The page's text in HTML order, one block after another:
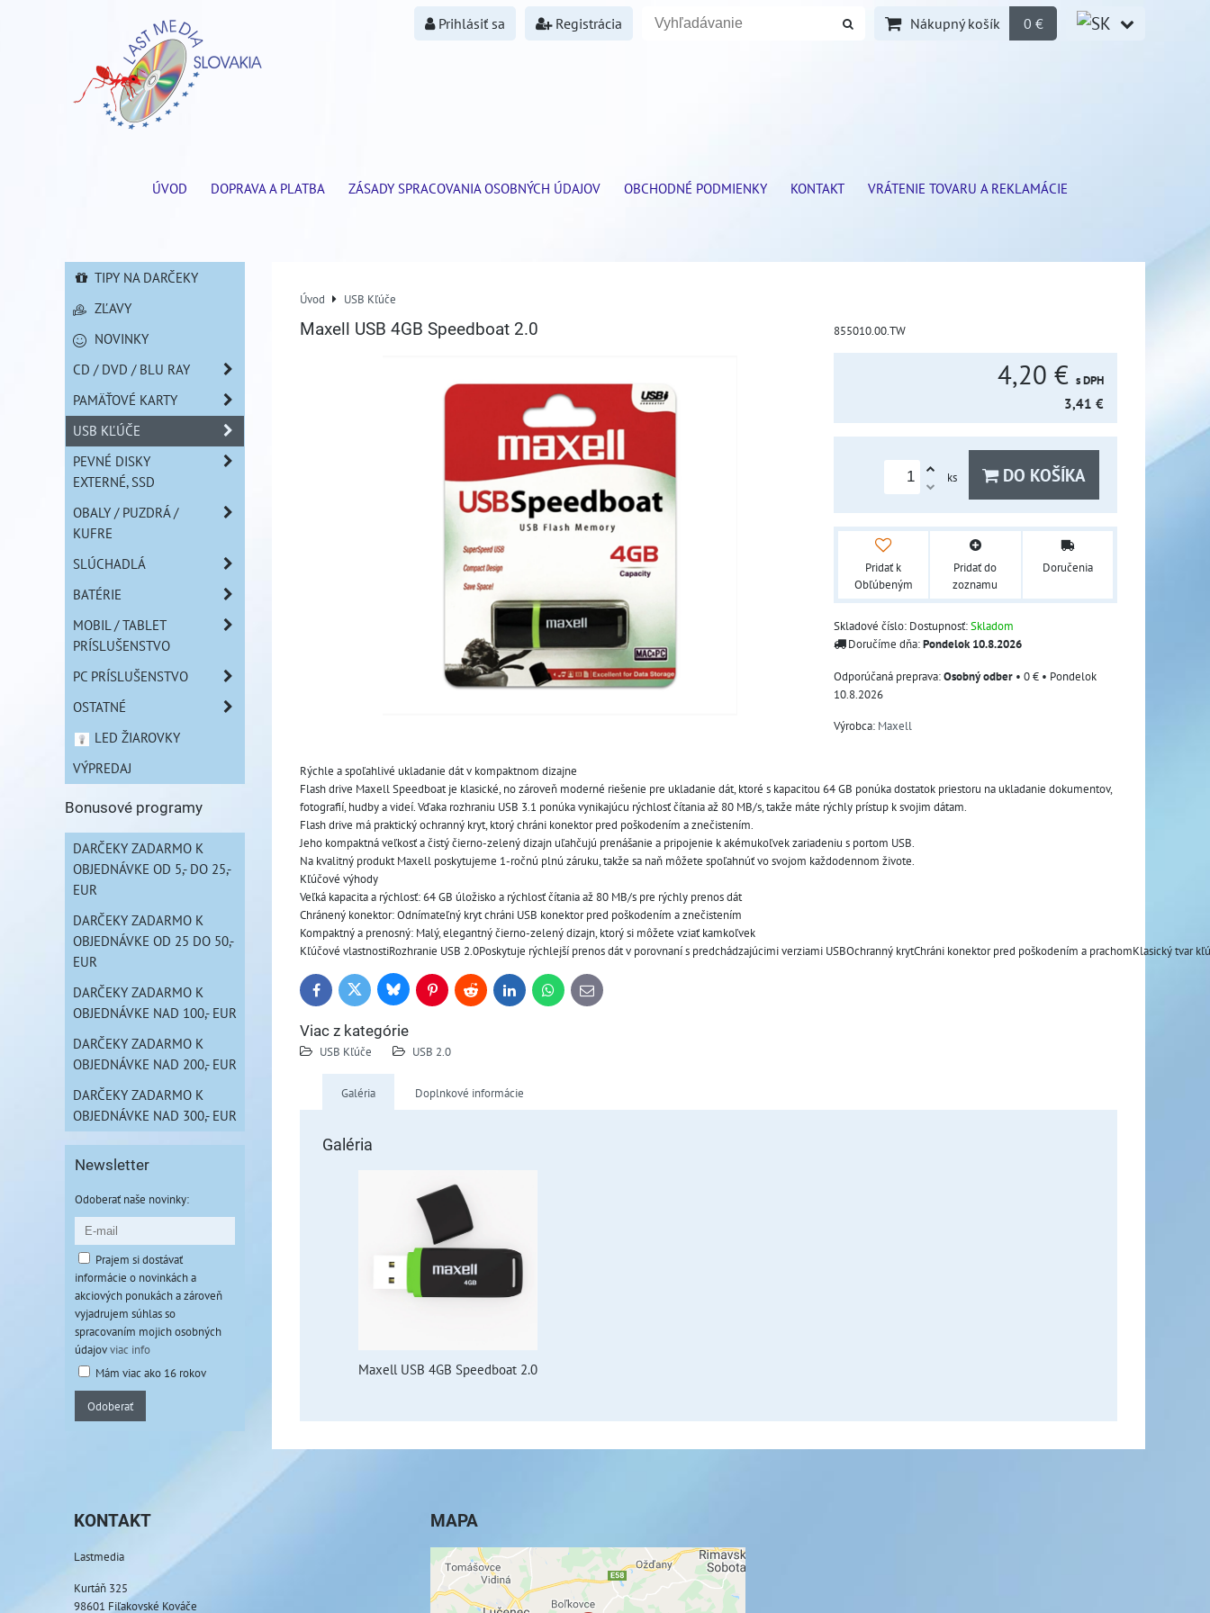
Prihlásiť sa Registrácia Nákupný košík 0 €
ÚVOD DOPRAVA A PLATBA ZÁSADY SPRACOVANIA OSOBNÝCH ÚDAJOV OBCHODNÉ PODMIENKY KONTAKT VRÁTENIE TOVARU A REKLAMÁCIE
Úvod USB Kľúče
Maxell USB 4GB Speedboat 2.0 855010.00.TW
4,20 € s DPH
3,41 €
ks DO KOŠÍKA
Pridať k
Obľúbeným
Pridať do
zoznamu
Doručenia
Skladové číslo: Dostupnosť:Skladom
Doručíme dňa:Pondelok10.8.2026
Osobný odber • 0 € • Pondelok
10.8.2026
Výrobca: Maxell
Rýchle a spoľahlivé ukladanie dát v kompaktnom dizajne
Flash drive Maxell Speedboat je klasické, no zároveň moderné riešenie pre ukladanie dát, ktoré s kapacitou 64 GB ponúka dostatok priestoru na ukladanie dokumentov,
fotografií, hudby a videí. Vďaka rozhraniu USB 3.1 ponúka vynikajúcu rýchlosť čítania až 80 MB/s, takže máte rýchly prístup k svojim dátam.
Flash drive má praktický ochranný kryt, ktorý chráni konektor pred poškodením a znečistením.
Jeho kompaktná veľkosť a čistý čierno-zelený dizajn uľahčujú prenášanie a pripojenie k akémukoľvek zariadeniu s portom USB.
Na kvalitný produkt Maxell poskytujeme 1-ročnú plnú záruku, takže sa naň môžete spoľahnúť vo svojom každodennom živote.
Kľúčové výhody
Veľká kapacita a rýchlosť: 64 GB úložisko a rýchlosť čítania až 80 MB/s pre rýchly prenos dát
Chránený konektor: Odnímateľný kryt chráni USB konektor pred poškodením a znečistením
Kompaktný a prenosný: Malý, elegantný čierno-zelený dizajn, ktorý si môžete vziať kamkoľvek
Kľúčové vlastnostiRozhranie USB 2.0Poskytuje rýchlejší prenos dát v porovnaní s predchádzajúcimi verziami USBOchranný krytChráni konektor pred poškodením a prachomKlasický
FacebookTwitter BlueskyPinterestReddit LinkedInWhatsApp
E-
mail
Viac z kategórie
USB Kľúče USB 2.0
Galéria Doplnkové informácie
Galéria
Maxell USB 4GB Speedboat 2.0
TIPY NA DARČEKY
ZĽAVY
NOVINKY
CD / DVD / BLU RAY
PAMÄŤOVÉ KARTY
USB KĽÚČE
PEVNÉ DISKY
EXTERNÉ, SSD
OBALY / PUZDRÁ /
KUFRE
SLÚCHADLÁ
BATÉRIE
MOBIL / TABLET
PRÍSLUŠENSTVO
PC PRÍSLUŠENSTVO
OSTATNÉ
LED ŽIAROVKY
VÝPREDAJ
Bonusové programy
DARČEKY ZADARMO K
OBJEDNÁVKE OD 5,- DO 25,-
EUR
DARČEKY ZADARMO K
OBJEDNÁVKE OD 25 DO 50,-
EUR
DARČEKY ZADARMO K
OBJEDNÁVKE NAD 100,- EUR
DARČEKY ZADARMO K
OBJEDNÁVKE NAD 200,- EUR
DARČEKY ZADARMO K
OBJEDNÁVKE NAD 300,- EUR
Newsletter
Odoberať naše novinky:
Prajem si dostávať
informácie o novinkách a
akciových ponukách a zároveň
vyjadrujem súhlas so
spracovaním mojich osobných
údajovviac info
Mám viac ako 16 rokov
Odoberať
KONTAKT
Lastmedia
Kurtáň 325
98601 Fiľakovské Kováče
MAPA
Externý obsah je blokovaný Voľbami